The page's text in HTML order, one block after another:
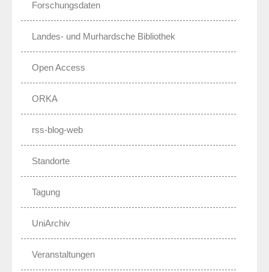
Forschungsdaten
Landes- und Murhardsche Bibliothek
Open Access
ORKA
rss-blog-web
Standorte
Tagung
UniArchiv
Veranstaltungen